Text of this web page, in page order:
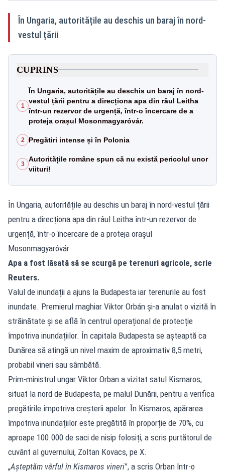
În Ungaria, autoritățile au deschis un baraj în nord-
vestul țării
CUPRINS
1
În Ungaria, autoritățile au deschis un baraj în nord-
vestul țării pentru a direcționa apa din râul Leitha
într-un rezervor de urgență, într-o încercare de a
proteja orașul Mosonmagyaróvár.
2 Pregătiri intense și în Polonia
3
Autoritățile române spun că nu există pericolul unor
viituri!
În Ungaria, autoritățile au deschis un baraj în nord-vestul țării
pentru a direcționa apa din râul Leitha într-un rezervor de
urgență, într-o încercare de a proteja orașul
Mosonmagyaróvár.
Apa a fost lăsată să se scurgă pe terenuri agricole, scrie
Reuters.
Valul de inundații a ajuns la Budapesta iar terenurile au fost
inundate. Premierul maghiar Viktor Orbán și-a anulat o vizită în
străinătate și se află în centrul operațional de protecție
împotriva inundațiilor. În capitala Budapesta se așteaptă ca
Dunărea să atingă un nivel maxim de aproximativ 8,5 metri,
probabil vineri sau sâmbătă.
Prim-ministrul ungar Viktor Orban a vizitat satul Kismaros,
situat la nord de Budapesta, pe malul Dunării, pentru a verifica
pregătirile împotriva creșterii apelor. În Kismaros, apărarea
împotriva inundațiilor este pregătită în proporție de 70%, cu
aproape 100.000 de saci de nisip folosiți, a scris purtătorul de
cuvânt al guvernului, Zoltan Kovacs, pe X.
„Așteptăm vârful în Kismaros vineri”, a scris Orban într-o